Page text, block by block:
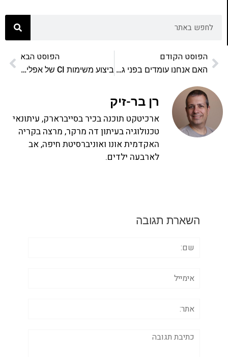
הפוסט הקודם
האם אנחנו עומדים בפני גל תביעות נגישות?
הפוסט הבא
ביצוע משימות CI של אפליקציות node.js על חלונות עם AppVeyor
רן בר-זיק
ארכיטקט תוכנה בכיר בסייברארק, עיתונאי
טכנולוגיה בעיתון דה מרקר, מרצה בקריה
האקדמית אונו ואוניברסיטת חיפה, אב
לארבעה ילדים.
השארת תגובה
תגובה